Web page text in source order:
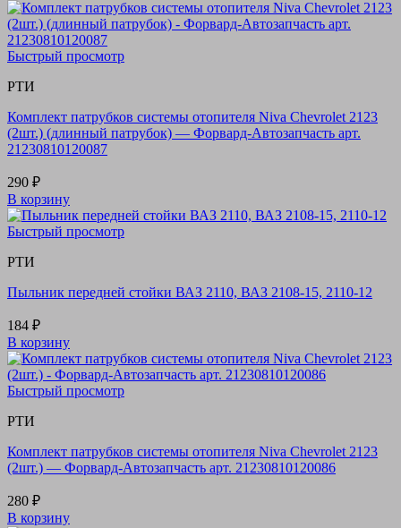
Быстрый просмотр
РТИ
Комплект патрубков системы отопителя Niva Chevrolet 2123
(2шт.) (длинный патрубок) — Форвард-Автозапчасть арт.
21230810120087
290 ₽
В корзину
Быстрый просмотр
РТИ
Пыльник передней стойки ВАЗ 2110, ВАЗ 2108-15, 2110-12
184 ₽
В корзину
Быстрый просмотр
РТИ
Комплект патрубков системы отопителя Niva Chevrolet 2123
(2шт.) — Форвард-Автозапчасть арт. 21230810120086
280 ₽
В корзину